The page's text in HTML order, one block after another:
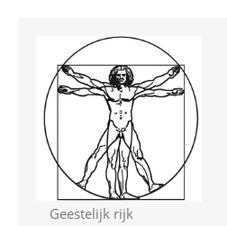
Geestelijk rijk